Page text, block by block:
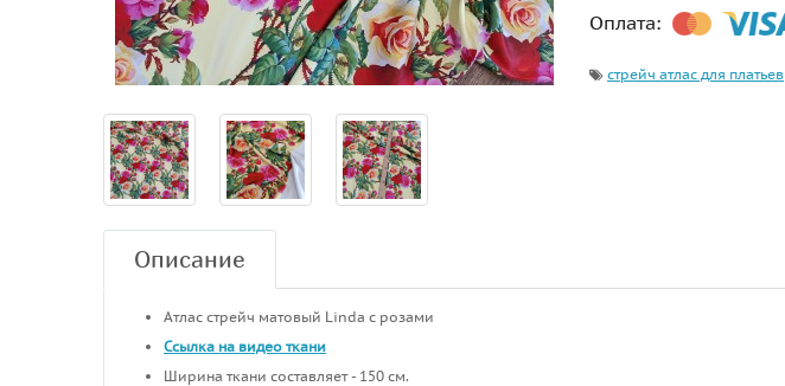
Оплата:
стрейч атлас для платьев
Описание
Атлас стрейч матовый Linda с розами
Ссылка на видео ткани
Ширина ткани составляет - 150 см.